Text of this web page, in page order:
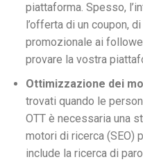
piattaforma. Spesso,
l’offerta di un coupon,
promozionale ai
provare la vostra
Ottimizzazione dei
trovati quando le
OTT è necessaria una
motori di ricerca (SEO)
include la ricerca di